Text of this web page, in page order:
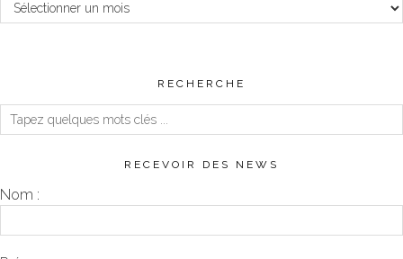
RECHERCHE
RECEVOIR DES NEWS
Nom :